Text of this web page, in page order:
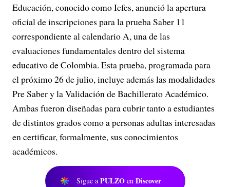
Educación, conocido como Icfes, anunció la apertura
oficial de inscripciones para la prueba Saber 11
correspondiente al calendario A, una de las
evaluaciones fundamentales dentro del sistema
educativo de Colombia. Esta prueba, programada para
el próximo 26 de julio, incluye además las modalidades
Pre Saber y la Validación de Bachillerato Académico.
Ambas fueron diseñadas para cubrir tanto a estudiantes
de distintos grados como a personas adultas interesadas
en certificar, formalmente, sus conocimientos
académicos.
Sigue a PULZO en Discover